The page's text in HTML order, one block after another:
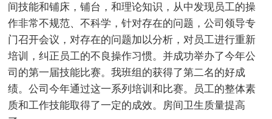
间技能和铺床，铺台，和理论知识，从中发现员工的操
作非常不规范、不科学，针对存在的问题，公司领导专
门召开会议，对存在的问题加以分析，对员工进行重新
培训，纠正员工的不良操作习惯。并成功举办了今年公
司的第一届技能比赛。我班组的获得了第二名的好成
绩。公司今年通过这一系列培训和比赛。员工的整体素
质和工作技能取得了一定的成效。房间卫生质量提高